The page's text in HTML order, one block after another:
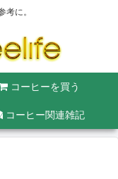
考に。
コーヒーを買う
コーヒー関連雑記